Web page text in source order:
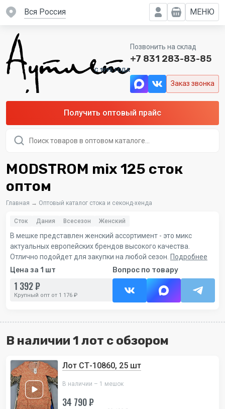
вся Россия МЕНЮ
C 1995 ГОДА
Позвонить на склад
+7 831 283-83-85
Заказ звонка
Получить оптовый прайс
товаров
MODSTROM mix 125 сток
оптом
Главная → Оптовый каталог стока и секонд-хенда
Сток Дания Всесезон Женский
В мешке представлен женский ассортимент - это микс
актуальных европейских брендов высокого качества.
Отлично подойдет для закупки на любой сезон. Подробнее
Цена за 1 шт
1 392 ₽
Крупный опт от 1 176 ₽
Вопрос по товару
В наличии 1 лот с обзором
Лот СТ-10860, 25 шт
В наличии – 1 мешок
34 790 ₽